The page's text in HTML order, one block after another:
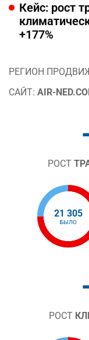
Кейс: рост
+177%
РЕГИОН
САЙТ: AIR-
РОСТ
21 305
БЫЛО
РОСТ